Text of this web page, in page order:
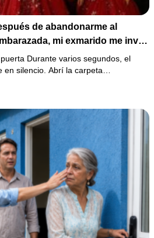
de abandonarme al
mi exmarido me invitó
de que podría burlarse
una fracasada y sin hijos. Lo
esa noche sería él quien
Durante varios segundos, el
en silencio. Abrí la carpeta…